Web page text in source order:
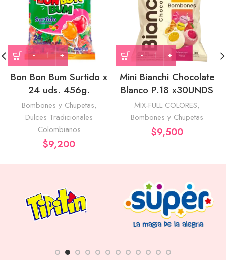
Bon Bon Bum Surtido x
24 uds. 456g.
Bombones y Chupetas,
Dulces Tradicionales
Colombianos
$9,200
Mini Bianchi Chocolate
Blanco P.18 x30UNDS
MIX-FULL COLORES,
Bombones y Chupetas
$9,500